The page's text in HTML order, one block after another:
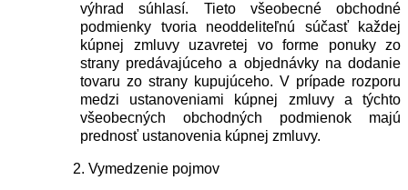
výhrad súhlasí. Tieto všeobecné obchodné
podmienky tvoria neoddeliteľnú súčasť každej
kúpnej zmluvy uzavretej vo forme ponuky zo
strany predávajúceho a objednávky na dodanie
tovaru zo strany kupujúceho. V prípade rozporu
medzi ustanoveniami kúpnej zmluvy a týchto
všeobecných obchodných podmienok majú
prednosť ustanovenia kúpnej zmluvy.
2. Vymedzenie pojmov